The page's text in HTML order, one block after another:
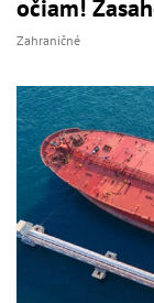
očiam!
Zahraničné